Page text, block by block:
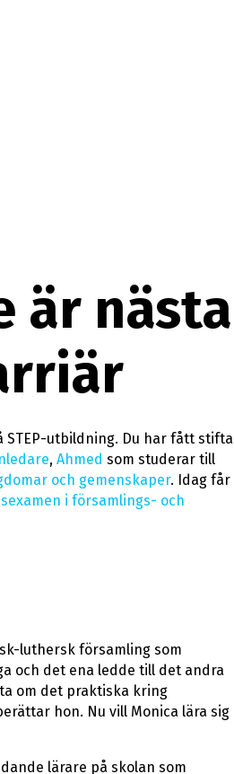
är nästa
utbildning. Du har fått stifta
, Ahmed som studerar till
och gemenskaper. Idag får
i församlings- och
luthersk församling som
och det ena ledde till det andra
om det praktiska kring
hon. Nu vill Monica lära sig
lärare på skolan som